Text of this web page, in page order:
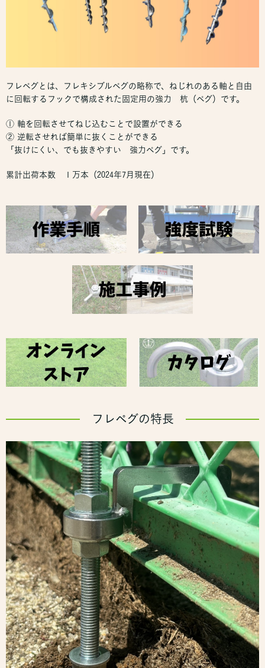
フレペグとは、フレキシブルペグの略称で、ねじれのある軸と自由
に回転するフックで構成された固定用の強力 杭（ペグ）です。
① 軸を回転させてねじ込むことで設置ができる
② 逆転させれば簡単に抜くことができる
「抜けにくい、でも抜きやすい 強力ペグ」です。
累計出荷本数 １万本（2024年7月現在）
フレペグの特長